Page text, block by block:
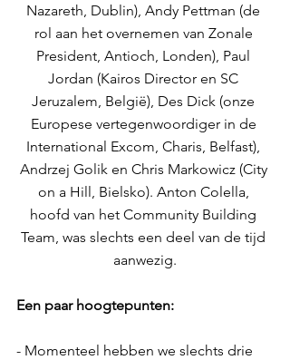
Nazareth, Dublin), Andy Pettman (de
rol aan het overnemen van Zonale
President, Antioch, Londen), Paul
Jordan (Kairos Director en SC
Jeruzalem, België), Des Dick (onze
Europese vertegenwoordiger in de
International Excom, Charis, Belfast),
Andrzej Golik en Chris Markowicz (City
on a Hill, Bielsko). Anton Colella,
hoofd van het Community Building
Team, was slechts een deel van de tijd
aanwezig.
Een paar hoogtepunten:
- Momenteel hebben we slechts drie